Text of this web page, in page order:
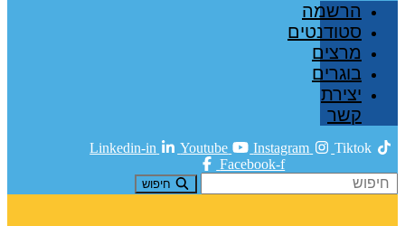
הרשמה
סטודנטים
מרצים
בוגרים
יצירת
קשר
Linkedin-in Youtube Instagram
Tiktok
Facebook-f
חיפוש